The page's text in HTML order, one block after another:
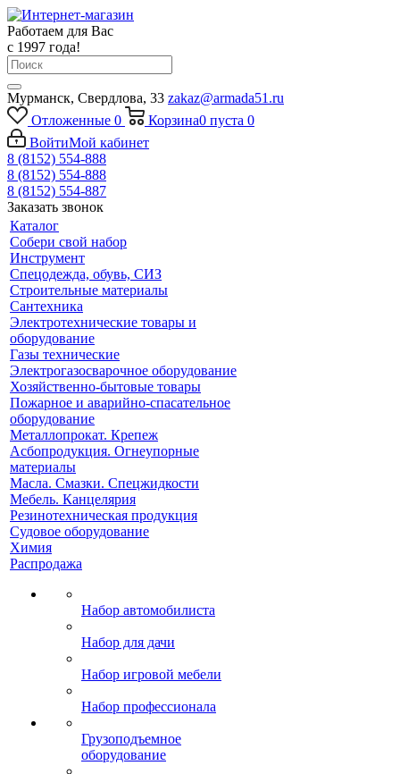
Работаем для Вас
с 1997 года!
Мурманск, Свердлова, 33 zakaz@armada51.ru
Отложенные 0 Корзина0 пуста 0
ВойтиМой кабинет
8 (8152) 554-888
8 (8152) 554-888
8 (8152) 554-887
Заказать звонок
Каталог
Собери свой набор
Инструмент
Спецодежда, обувь, СИЗ
Строительные материалы
Сантехника
Электротехнические товары и
оборудование
Газы технические
Электрогазосварочное оборудование
Хозяйственно-бытовые товары
Пожарное и аварийно-спасательное
оборудование
Металлопрокат. Крепеж
Асбопродукция. Огнеупорные
материалы
Масла. Смазки. Спецжидкости
Мебель. Канцелярия
Резинотехническая продукция
Судовое оборудование
Химия
Распродажа
Набор автомобилиста
Набор для дачи
Набор игровой мебели
Набор профессионала
Грузоподъемное
оборудование